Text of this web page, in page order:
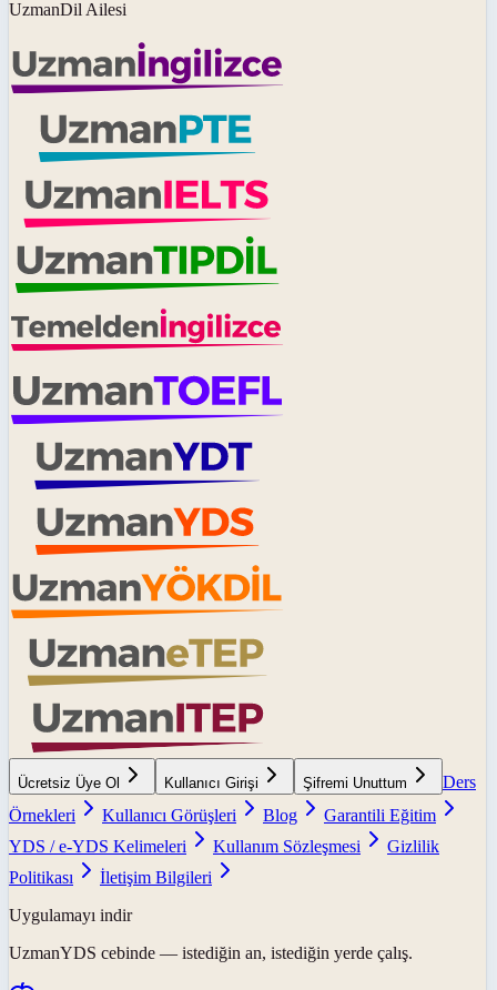
UzmanDil Ailesi
Ücretsiz Üye Ol Kullanıcı Girişi Şifremi Unuttum
Ders
Örnekleri
Kullanıcı Görüşleri Blog
Garantili Eğitim
YDS / e-YDS Kelimeleri
Kullanım Sözleşmesi
Gizlilik
Politikası
İletişim Bilgileri
Uygulamayı indir
UzmanYDS cebinde — istediğin an, istediğin yerde çalış.